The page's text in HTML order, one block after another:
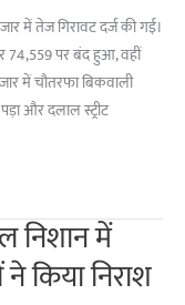
में तेज गिरावट दर्ज की गई।
पर बंद हुआ, वहीं
में चौतरफा बिकवाली
और दलाल स्ट्रीट
निशान में
किया निराश